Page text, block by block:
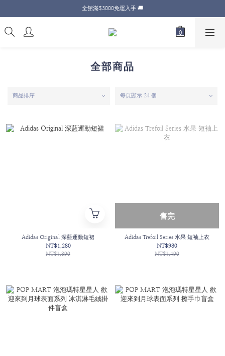
全館滿$3000免運入手 🚚
全部商品
商品排序 每頁顯示 24 個
Adidas Original 深藍運動短裙
NT$1,280
NT$1,890
售完
Adidas Trefoil Series 水果 短袖上衣
NT$980
NT$1,490